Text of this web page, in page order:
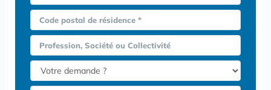
Code postal de résidence *
Profession, Société ou Collectivité